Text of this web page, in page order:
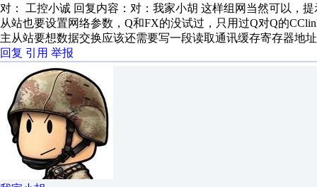
对： 工控小诚 回复内容：对：我家小胡 这样组网当然可以，
从站也要设置网络参数，Q和FX的没试过，只用过Q对Q的
主从站要想数据交换应该还需要写一段读取通讯缓存寄存器地
回复 引用 举报